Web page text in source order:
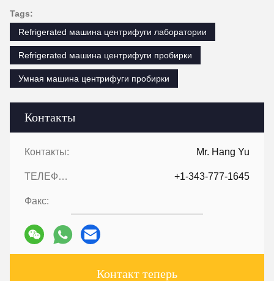
Контакты
Контакты: Mr. Hang Yu
ТЕЛЕФОН:: +1-343-777-1645
Факс:
Контакт теперь
Tags:
Refrigerated машина центрифуги лаборатории
Refrigerated машина центрифуги пробирки
Умная машина центрифуги пробирки